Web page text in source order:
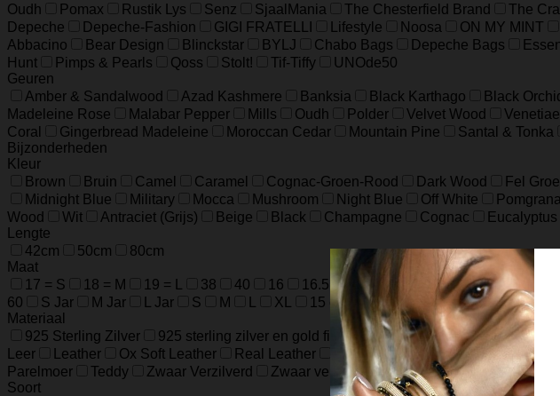
Oudh
Pomax Rustik Lys Senz SjaalMania The Chesterfield Brand The
Depeche
Depeche-Fashion GIGI FRATELLI Lifestyle Noosa ON MY MINT
Abbacino
Bear Design Blinckstar BYLJ Chabo Bags Depeche Bags
Hunt
Pimps & Pearls Qoss Stolt! Tif-Tiffy
UNOde50
Geuren
Amber & Sandalwood
Azad Kashmere Banksia Black Karthago Black
Madeleine Rose
Malabar Pepper Mills Oudh Polder Velvet Wood Venetiae
Coral
Gingerbread Madeleine Moroccan Cedar Mountain Pine Santal & Tonka
Bijzonderheden
Kleur
Brown
Bruin Camel Caramel Cognac-Groen-Rood Dark Wood Fel
Midnight Blue
Military Mocca Mushroom Night Blue Off White
Wood
Wit Antraciet (Grijs) Beige Black Champagne Cognac Eucalyptus
Lengte
42cm
50cm
80cm
Maat
17 = S
18 = M 19 = L 38 40 16 16.5 17.5 37 39
60
S Jar M Jar L Jar S M XL
15 cm / 5.9 inch
Materiaal
925 Sterling Zilver
925 sterling zilver en gold filled 925 sterling Zilver
Leer
Leather Ox Soft Leather Real Leather Runder Leer Zilver Verguld
Parelmoer
Teddy Zwaar Verzilverd
Zwaar verzilverd (15 micron)
Soort